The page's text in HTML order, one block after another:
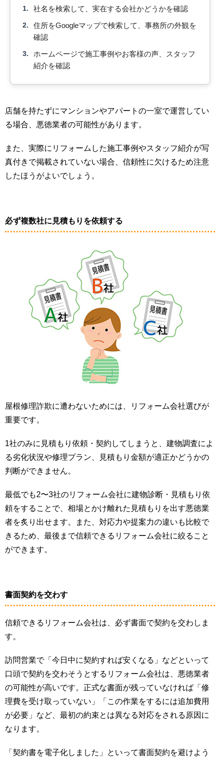
1. 社名を検索して、実在する会社かどうかを確認
2.
住所をGoogleマップで検索して、事務所の外観を
確認
3.
ホームページで施工事例やお客様の声、スタッフ
紹介を確認
店舗を持たずにマンションやアパートの一室で運営してい
る場合、悪徳業者の可能性があります。
また、実際にリフォームした施工事例やスタッフ紹介が写
真付きで掲載されていない場合、信頼性に欠けるため注意
したほうがよいでしょう。
必ず複数社に見積もりを依頼する
屋根修理詐欺に遭わないためには、リフォーム会社選びが
重要です。
1社のみに見積もり依頼・契約してしまうと、建物調査によ
る劣化状況や修理プラン、見積もり金額が適正かどうかの
判断ができません。
最低でも2〜3社のリフォーム会社に建物診断・見積もり依
頼をすることで、相場とかけ離れた見積もりを出す悪徳業
者を炙り出せます。また、対応力や提案力の違いも比較で
きるため、最後まで信頼できるリフォーム会社に絞ること
ができます。
書面契約を交わす
信頼できるリフォーム会社は、必ず書面で契約を交わしま
す。
訪問営業で「今日中に契約すれば安くなる」などといって
口頭で契約を交わそうとするリフォーム会社は、悪徳業者
の可能性が高いです。正式な書面が残っていなければ「修
理費を受け取っていない」「この作業をするには追加費用
が必要」など、最初の約束とは異なる対応をされる原因に
なります。
「契約書を電子化しました」といって書面契約を避けよう